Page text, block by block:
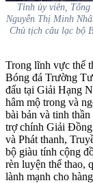
Tỉnh ủy viên,
Nguyễn Thị Minh
Chủ tịch câu lạc bộ
Trong lĩnh vực thể
Bóng đá Trường
đấu tại Giải Hạng
hâm mộ trong và
bài bản và tinh
trợ chính Giải
và Phát thanh,
bộ giàu tính cộng
rèn luyện thể thao,
lành mạnh cho